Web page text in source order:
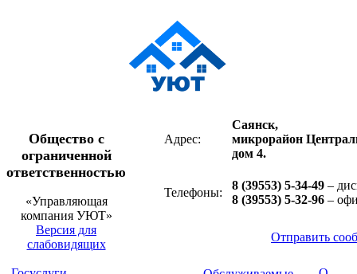
Общество с
ограниченной
ответственностью
«Управляющая
компания УЮТ»
Адрес:
Саянск,
микрорайон
дом 4.
Телефоны:
8 (39553) 5-34-49 –
8 (39553) 5-32-96 –
Версия для
слабовидящих
Отправить